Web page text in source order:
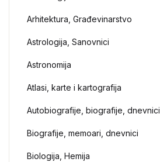
Arhitektura, Građevinarstvo
Astrologija, Sanovnici
Astronomija
Atlasi, karte i kartografija
Autobiografije, biografije, dnevnici
Biografije, memoari, dnevnici
Biologija, Hemija